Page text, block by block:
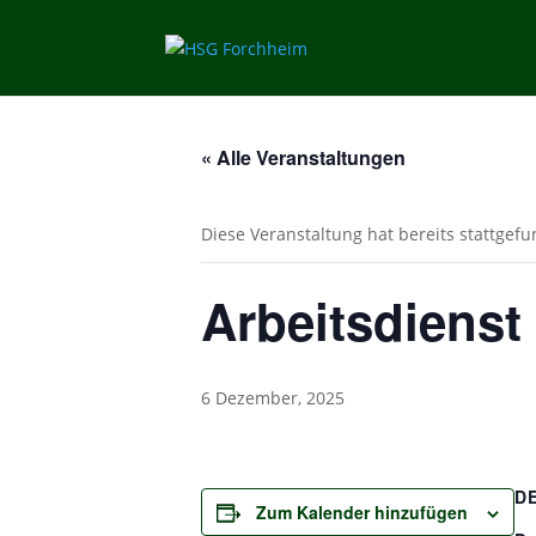
« Alle Veranstaltungen
Diese Veranstaltung hat bereits
Arbeitsdienst
6 Dezember, 2025
Zum Kalender hinzufügen